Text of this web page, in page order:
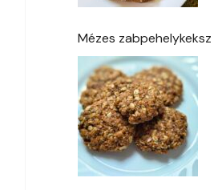
Mézes zabpehelykeksz